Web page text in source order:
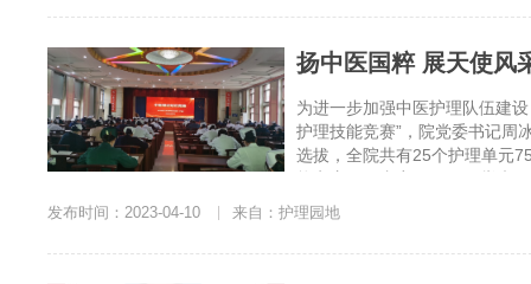
扬中医国粹 展天使风
为进一步加强中医护理队伍建
护理技能竞赛”，院党委书记周
选拔，全院共有25个护理单元
发布时间：2023-04-10 来自：护理园地